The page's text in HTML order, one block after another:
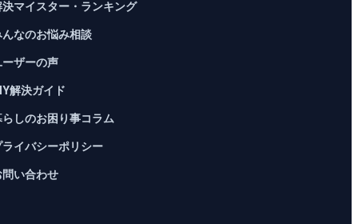
マイスター・ランキング
なのお悩み相談
ザーの声
解決ガイド
しのお困り事コラム
イバシーポリシー
い合わせ